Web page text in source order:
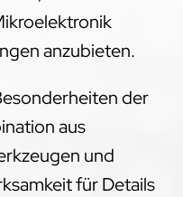
anzubieten.
der
aus
und
für Details